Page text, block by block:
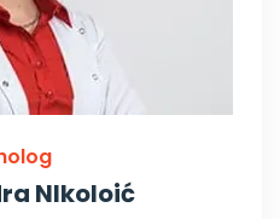
NIkoloić